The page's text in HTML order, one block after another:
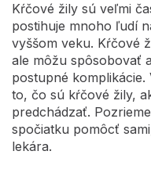
Kŕčové žily sú veľmi
postihuje mnoho ľudí
vyššom veku. Kŕčové
ale môžu spôsobovať
postupné
to, čo sú kŕčové žily,
predchádzať.
spočiatku pomôcť
lekára.